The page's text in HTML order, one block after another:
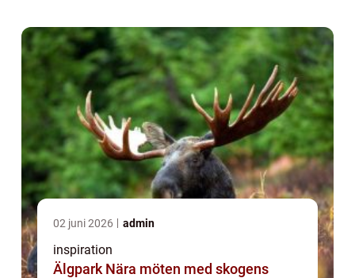
02 juni 2026 admin
inspiration
Älgpark Nära möten med skogens